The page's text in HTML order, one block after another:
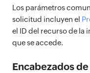
Los parámetros
solicitud incluyen el
el ID del recurso de la
que se accede.
Encabezados